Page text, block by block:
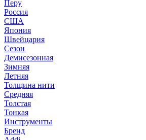
Перу
Россия
США
Япония
Швейцария
Сезон
Демисезонная
Зимняя
Летняя
Толщина нити
Средняя
Толстая
Тонкая
Инструменты
Бренд